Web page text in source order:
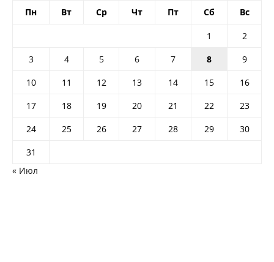
Пн Вт Ср Чт Пт Сб Вс
1
2
3
4 5 6 7 8
9
10
11 12 13 14 15
16
17
18 19 20 21 22
23
24
25 26 27 28 29
30
31
« Июл